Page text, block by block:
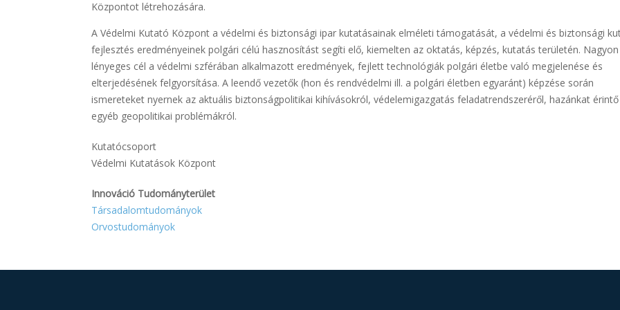
Központot létrehozására.
A Védelmi Kutató Központ a védelmi és biztonsági ipar kutatásainak elméleti támogatását, a védelmi és biztonsági
fejlesztés eredményeinek polgári célú hasznosítást segíti elő, kiemelten az oktatás, képzés, kutatás területén. Nagyon
lényeges cél a védelmi szférában alkalmazott eredmények, fejlett technológiák polgári életbe való megjelenése és
elterjedésének felgyorsítása. A leendő vezetők (hon és rendvédelmi ill. a polgári életben egyaránt) képzése során
ismereteket nyernek az aktuális biztonságpolitikai kihívásokról, védelemigazgatás feladatrendszeréről, hazánkat érintő
egyéb geopolitikai problémákról.
Kutatócsoport
Védelmi Kutatások Központ
Innováció Tudományterület
Társadalomtudományok
Orvostudományok